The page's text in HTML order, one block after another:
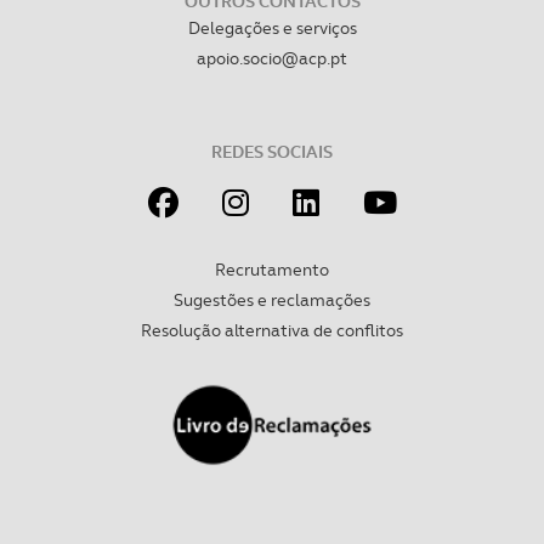
Realçamos que o bloqueio de certo tipo de Cookies e
tecnologias similares pode ter impacto na sua
Consulte a política de cookies do site.
Delegações e serviços
apoio.socio@acp.pt
REDES SOCIAIS
Recrutamento
Sugestões e reclamações
Resolução alternativa de conflitos